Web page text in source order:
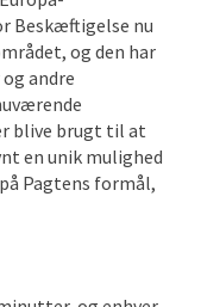
Beskæftigelse nu
og den har
andre
blive brugt til at
en unik mulighed
Pagtens formål,